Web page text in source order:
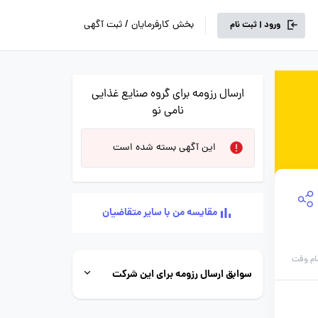
ورود | ثبت نام بخش کارفرمایان / ثبت آگهی
وقت
ارسال رزومه برای گروه صنایع غذایی
نامی نو
این آگهی بسته شده است
مقایسه من با سایر متقاضیان
سوابق ارسال رزومه برای این شرکت